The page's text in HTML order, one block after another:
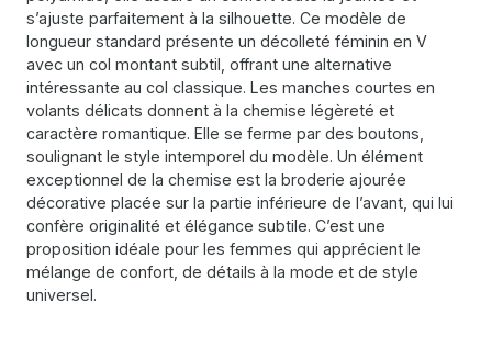
s’ajuste parfaitement à la silhouette. Ce modèle de
longueur standard présente un décolleté féminin en V
avec un col montant subtil, offrant une alternative
intéressante au col classique. Les manches courtes en
volants délicats donnent à la chemise légèreté et
caractère romantique. Elle se ferme par des boutons,
soulignant le style intemporel du modèle. Un élément
exceptionnel de la chemise est la broderie ajourée
décorative placée sur la partie inférieure de l’avant, qui lui
confère originalité et élégance subtile. C’est une
proposition idéale pour les femmes qui apprécient le
mélange de confort, de détails à la mode et de style
universel.